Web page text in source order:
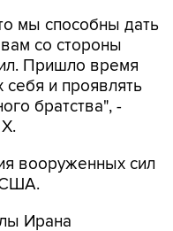
мы способны дать
со стороны
Пришло время
себя и проявлять
братства", -
вооруженных сил
США.
Ирана